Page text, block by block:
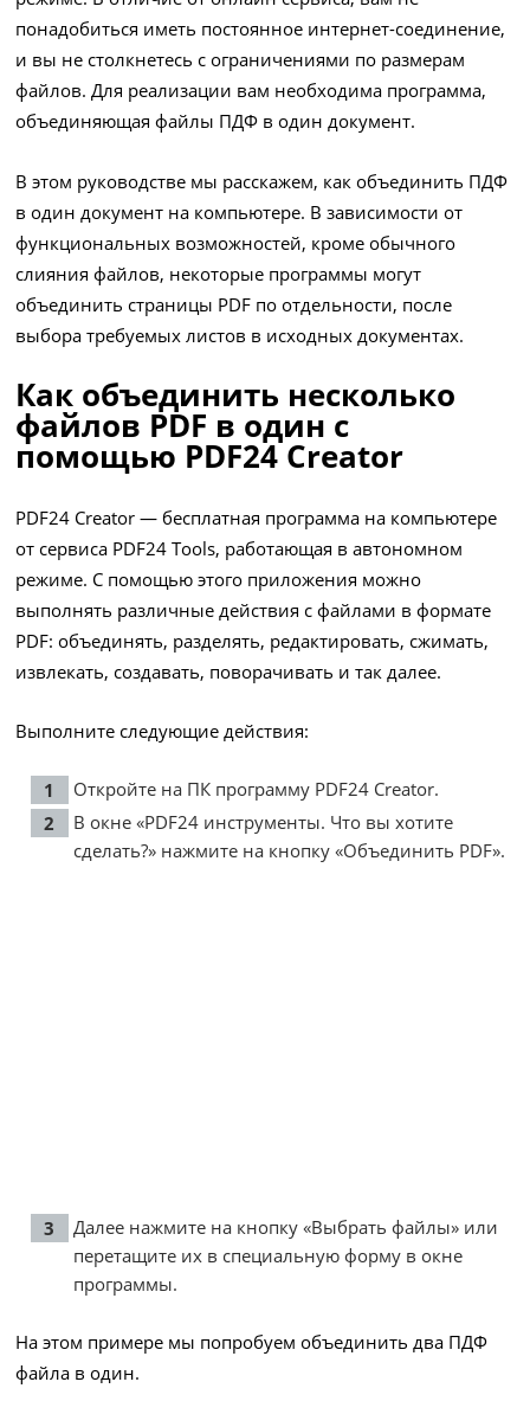
понадобиться иметь постоянное интернет-соединение,
и вы не столкнетесь с ограничениями по размерам
файлов. Для реализации вам необходима программа,
объединяющая файлы ПДФ в один документ.
В этом руководстве мы расскажем, как объединить ПДФ
в один документ на компьютере. В зависимости от
функциональных возможностей, кроме обычного
слияния файлов, некоторые программы могут
объединить страницы PDF по отдельности, после
выбора требуемых листов в исходных документах.
Как объединить несколько
файлов PDF в один с
помощью PDF24 Creator
PDF24 Creator — бесплатная программа на компьютере
от сервиса PDF24 Tools, работающая в автономном
режиме. С помощью этого приложения можно
выполнять различные действия с файлами в формате
PDF: объединять, разделять, редактировать, сжимать,
извлекать, создавать, поворачивать и так далее.
Выполните следующие действия:
Откройте на ПК программу PDF24 Creator.
В окне «PDF24 инструменты. Что вы хотите
сделать?» нажмите на кнопку «Объединить PDF».
Далее нажмите на кнопку «Выбрать файлы» или
перетащите их в специальную форму в окне
программы.
На этом примере мы попробуем объединить два ПДФ
файла в один.